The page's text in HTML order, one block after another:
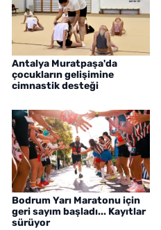
Antalya Muratpaşa'da
çocukların gelişimine
cimnastik desteği
Bodrum Yarı Maratonu için
geri sayım başladı... Kayıtlar
sürüyor